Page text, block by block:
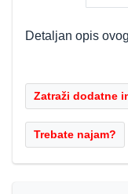
Detaljan opis